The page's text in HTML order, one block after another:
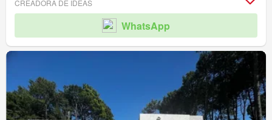
CREADORA DE IDEAS
WhatsApp